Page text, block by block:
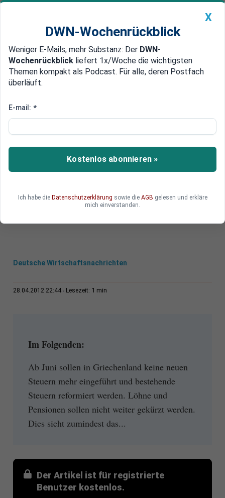
Newsticker MEIN DWN: Geldanlage Premium
Edelmetalle DWN-Magazin China
Venizelos mit Top-Wahlversprechen
Griechenland: PASOK verspricht,
dass es ab Juni keine neue
Steuern mehr gibt
Evangelos Venizelos will mit seiner Partei ein
erstellen. Um die kleinen EU-kritischen Parteien
auszubremsen, präsentiert der EU-Freund
Deutsche Wirtschaftsnachrichten
28.04.2012 22:44 Lesezeit: 1 min
Im Folgenden:
Ab Juni sollen in Griechenland keine neuen
Steuern mehr eingeführt und bestehende
Steuern reformiert werden. Löhne und
Pensionen sollen nicht weiter gekürzt werden.
Dies sieht zumindest das...
Der Artikel ist für registrierte
Benutzer kostenlos.
X
DWN-Wochenrückblick
Weniger E-Mails, mehr Substanz: Der DWN-
Wochenrückblick liefert 1x/Woche die wichtigsten
Themen kompakt als Podcast. Für alle, deren Postfach
überläuft.
E-mail: *
Kostenlos abonnieren »
Ich habe die Datenschutzerklärung sowie die AGB gelesen und erkläre
mich einverstanden.